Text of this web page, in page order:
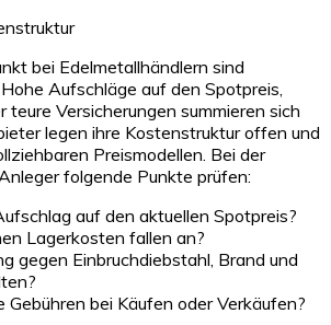
bei Edelmetallhändlern sind
Aufschläge auf den Spotpreis,
teure Versicherungen summieren sich
legen ihre Kostenstruktur offen und
Preismodellen. Bei der
folgende Punkte prüfen:
auf den aktuellen Spotpreis?
Lagerkosten fallen an?
gegen Einbruchdiebstahl, Brand und
bei Käufen oder Verkäufen?